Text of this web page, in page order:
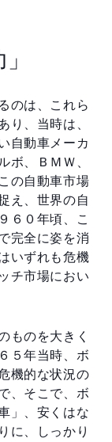
のは、これら
り、当時は、
自動車メーカ
ボ、ＢＭＷ、
の自動車市場
え、世界の自
６０年頃、こ
完全に姿を消
いずれも危機
チ市場におい
ものを大きく
５年当時、ボ
機的な状況の
、そこで、ボ
」、安くはな
に、しっかり